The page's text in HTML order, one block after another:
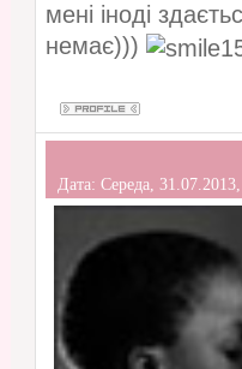
мені іноді
немає)))
Дата: Середа,